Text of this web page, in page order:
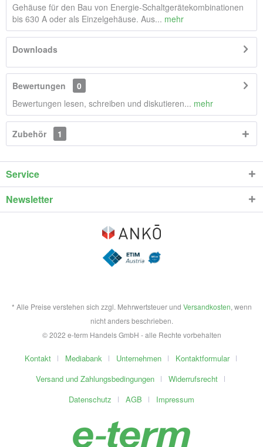
Gehäuse für den Bau von Energie-Schaltgerätekombinationen
bis 630 A oder als Einzelgehäuse. Aus... mehr
Downloads
Bewertungen
0
Bewertungen lesen, schreiben und diskutieren... mehr
Zubehör 1
Service
Newsletter
* Alle Preise verstehen sich zzgl. Mehrwertsteuer und Versandkosten, wenn
nicht anders beschrieben.
© 2022 e-term Handels GmbH - alle Rechte vorbehalten
Kontakt Mediabank Unternehmen
Kontaktformular
Versand und Zahlungsbedingungen
Widerrufsrecht
Datenschutz
AGB Impressum